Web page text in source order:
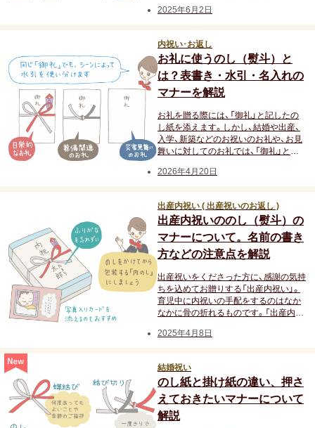
百寿
卒寿祝い
白寿祝い
還暦祝い
喜寿祝い
米寿祝い
暮らしのお祝い・ギフト
厄払い・厄除け
出産祝い
誕生祝い
2025年6月2日
内祝い･お返し
お礼に使うのし（熨斗）と
は？表書き・水引・名入れの
マナーを解説
お礼を贈る際には、「御礼」と記したの
し紙を添えます。しかし、結婚や出産、
入学、新築などのお祝いのお礼や、お見
舞いに対してのお礼では、「御礼」とは
まな「お礼をしたい」シーン別に、「の
2026年4月20日
出産内祝い ( 出産祝いのお返し )
出産内祝いののし（熨斗）の
マナーについて。名前の書き
方などの注意点を解説
出産祝いをくださった方に、感謝の気持
ちを込めてお贈りする「出産内祝い」。
育児中に内祝いの手配をするのはなか
なかに骨の折れるものです。「出産内祝
の基本マナーをご紹介します。
2025年4月8日
結婚祝い
のし紙と掛け紙の違い、押さ
えておきたいマナーについて
解説